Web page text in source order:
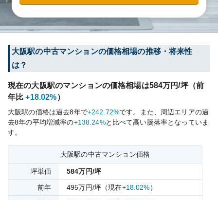
大阪駅の中古マンションの価格相場の推移・将来性
は？
現在の大阪駅のマンションの価格相場は584万円/坪（前
年比 +18.02%）
大阪駅の価格は過去8年で+242.72%です。
また、周辺エリアの過
去8年の平均増減率の+138.24%と比べて高い騰落率となっていま
す。
大阪駅の中古マンション価格
坪単価 584万円/坪
前年 495万円/坪 （現在+18.02%）